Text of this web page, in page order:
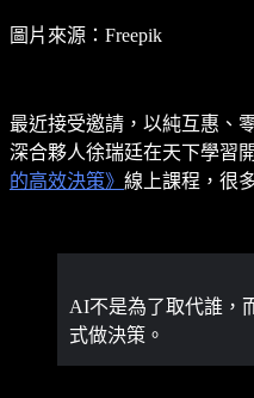
圖片來源：Freepik
最近接受邀請，以純互惠、
深合夥人徐瑞廷在天下學習
的高效決策》 線上課程，很
AI不是為了取代誰，
式做決策。